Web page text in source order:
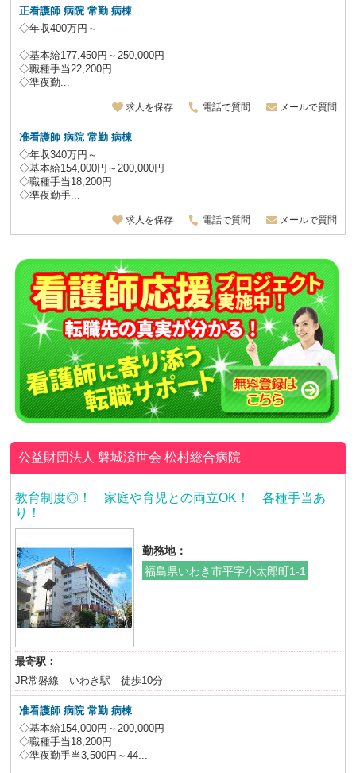
正看護師 病院 常勤 病棟
◇年収400万円～
◇基本給177,450円～250,000円
◇職種手当22,200円
◇準夜勤...
求人を保存 電話で質問 メールで質問
准看護師 病院 常勤 病棟
◇年収340万円～
◇基本給154,000円～200,000円
◇職種手当18,200円
◇準夜勤手...
求人を保存 電話で質問 メールで質問
公益財団法人 磐城済世会松村総合病院
教育制度◎！ 家庭や育児との両立OK！ 各種手当あ
り！
勤務地：
福島県いわき市平字小太郎町1-1
最寄駅：
JR常磐線 いわき駅 徒歩10分
准看護師 病院 常勤 病棟
◇基本給154,000円～200,000円
◇職種手当18,200円
◇準夜勤手当3,500円～44...